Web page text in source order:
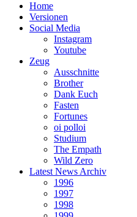
Home
Versionen
Social Media
Instagram
Youtube
Zeug
Ausschnitte
Brother
Dank Euch
Fasten
Fortunes
oi polloi
Studium
The Empath
Wild Zero
Latest News Archiv
1996
1997
1998